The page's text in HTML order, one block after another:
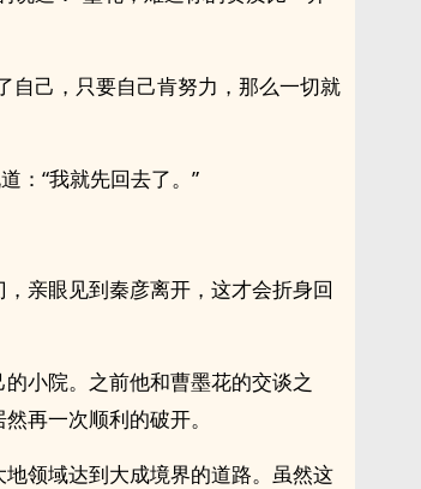
自己，只要自己肯努力，那么一切就
：“我就先回去了。”
亲眼见到秦彦离开，这才会折身回
小院。之前他和曹墨花的交谈之
再一次顺利的破开。
领域达到大成境界的道路。虽然这